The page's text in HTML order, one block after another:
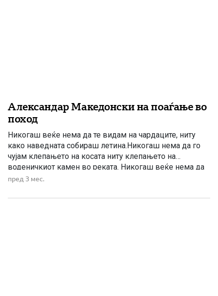
Александар Македонски на поаѓање во
поход
Никогаш веќе нема да те видам на чардаците, ниту
како наведната собираш летина.Никогаш нема да го
чујам клепањето на косата ниту клепањето на
воденичкиот камен во реката. Никогаш веќе нема да
се вратат ни деновите ни месеците ни годините пред
веќе нема да се качи невеста на […]
пред 3 мес.